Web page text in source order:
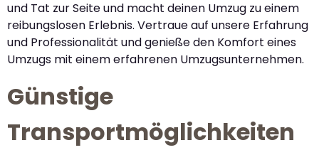
und Tat zur Seite und macht deinen Umzug zu einem
reibungslosen Erlebnis. Vertraue auf unsere Erfahrung
und Professionalität und genieße den Komfort eines
Umzugs mit einem erfahrenen Umzugsunternehmen.
Günstige
Transportmöglichkeiten